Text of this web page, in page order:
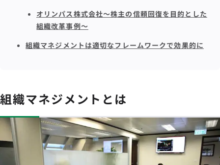
オリンパス株式会社〜株主の信頼回復を目的とした
組織改革事例〜
組織マネジメントは適切なフレームワークで効果的に
組織マネジメントとは